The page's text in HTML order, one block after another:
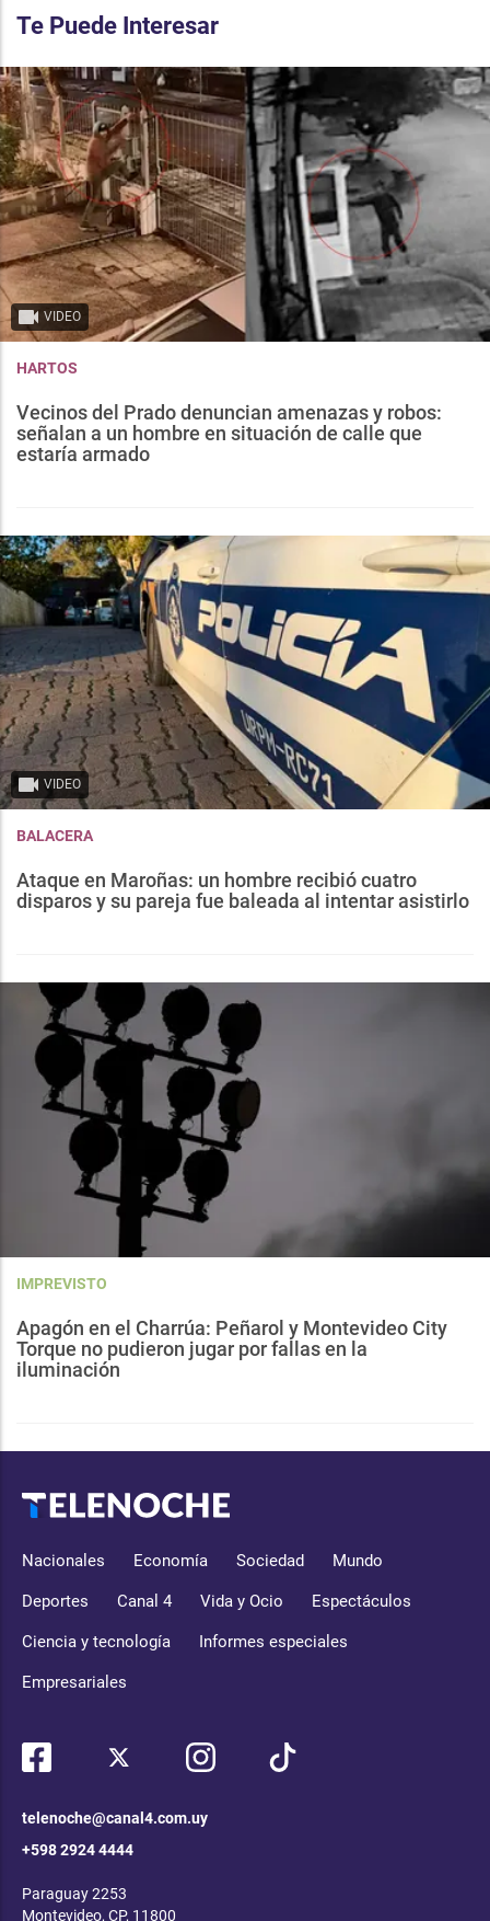
Te Puede Interesar
VIDEO
HARTOS
Vecinos del Prado denuncian amenazas y robos:
señalan a un hombre en situación de calle que
estaría armado
VIDEO
BALACERA
Ataque en Maroñas: un hombre recibió cuatro
disparos y su pareja fue baleada al intentar asistirlo
IMPREVISTO
Apagón en el Charrúa: Peñarol y Montevideo City
Torque no pudieron jugar por fallas en la
iluminación
Nacionales Economía Sociedad Mundo
Deportes Canal 4 Vida y Ocio Espectáculos
Ciencia y tecnología Informes especiales
Empresariales
telenoche@canal4.com.uy
+598 2924 4444
Paraguay 2253
Montevideo, CP, 11800